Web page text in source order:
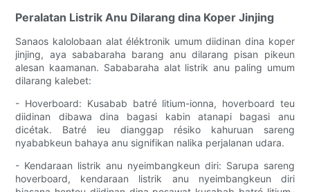
Peralatan Listrik Anu Dilarang dina Koper Jinjing
Sanaos kalolobaan alat éléktronik umum diidinan dina koper
jinjing, aya sababaraha barang anu dilarang pisan pikeun
alesan kaamanan. Sababaraha alat listrik anu paling umum
dilarang kalebet:
- Hoverboard: Kusabab batré litium-ionna, hoverboard teu
diidinan dibawa dina bagasi kabin atanapi bagasi anu
dicétak. Batré ieu dianggap résiko kahuruan sareng
nyababkeun bahaya anu signifikan nalika perjalanan udara.
- Kendaraan listrik anu nyeimbangkeun diri: Sarupa sareng
hoverboard, kendaraan listrik anu nyeimbangkeun diri